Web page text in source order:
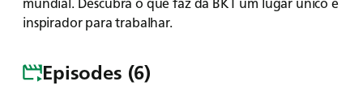
mundial. Descubra o que faz da BKT um lugar único e
inspirador para trabalhar.
Episodes (6)